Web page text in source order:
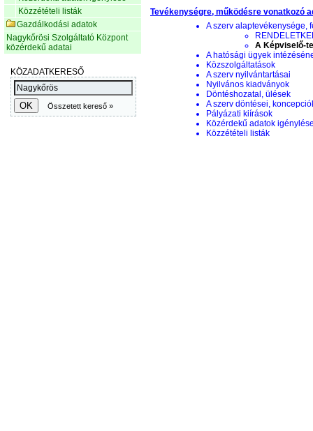
Közzétételi listák
Gazdálkodási adatok
Nagykőrösi Szolgáltató Központ
közérdekű adatai
Tevékenységre, működésre vonatkozó
A szerv alaptevékenysége,
A Képviselő-
A hatósági ügyek
Közszolgáltatások
A szerv nyilvántartásai
Nyilvános kiadványok
Döntéshozatal, ülések
A szerv döntései,
Pályázati kiírások
Közérdekű adatok
Közzétételi listák